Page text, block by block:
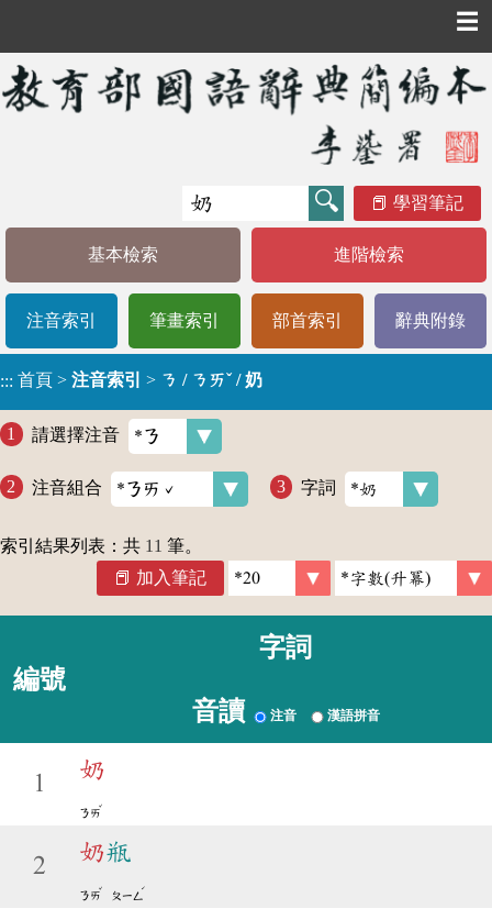
☰
學習筆記
基本檢索 進階檢索
注音索引 筆畫索引 部首索引 辭典附錄
::: 首頁 > 注音索引 > ㄋ / ㄋㄞˇ / 奶
請選擇注音
注音組合 字詞
索引結果列表：共 11 筆。
加入筆記
編號
字詞
音讀 注音 漢語拼音
1
奶
ㄋㄞ
ˇ
2
奶瓶
ㄋㄞ
ˇ
ㄆㄧㄥ
ˊ